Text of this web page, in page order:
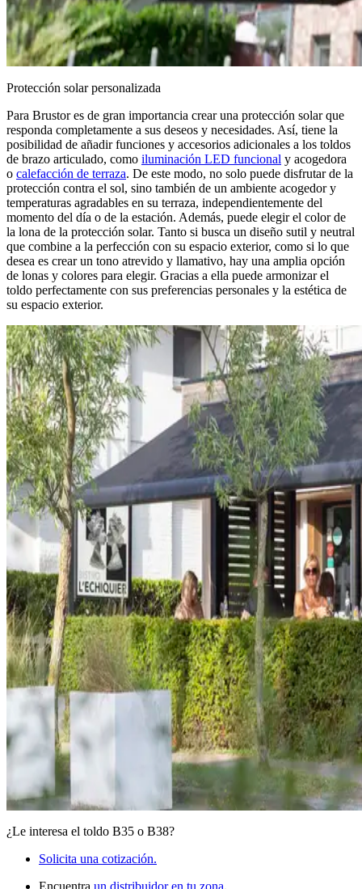
Protección solar personalizada
Para Brustor es de gran importancia crear una protección solar que
responda completamente a sus deseos y necesidades. Así, tiene la
posibilidad de añadir funciones y accesorios adicionales a los toldos
de brazo articulado, como iluminación LED funcional y acogedora
o calefacción de terraza. De este modo, no solo puede disfrutar de la
protección contra el sol, sino también de un ambiente acogedor y
temperaturas agradables en su terraza, independientemente del
momento del día o de la estación. Además, puede elegir el color de
la lona de la protección solar. Tanto si busca un diseño sutil y neutral
que combine a la perfección con su espacio exterior, como si lo que
desea es crear un tono atrevido y llamativo, hay una amplia opción
de lonas y colores para elegir. Gracias a ella puede armonizar el
toldo perfectamente con sus preferencias personales y la estética de
su espacio exterior.
¿Le interesa el toldo B35 o B38?
Solicita una cotización.
Encuentra un distribuidor en tu zona.